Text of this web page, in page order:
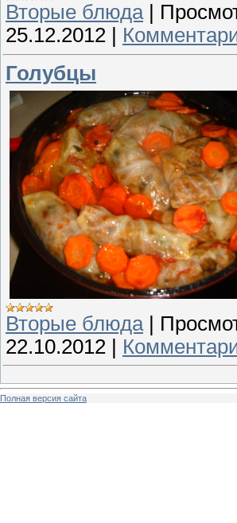
Вторые блюда|
25.12.2012
Голубцы
Вторые блюда|
22.10.2012
Полная версия сайта